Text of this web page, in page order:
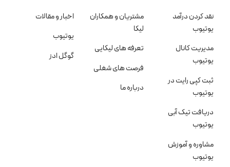
نقد کردن درآمد
یوتیوب
مدیریت کانال
یوتیوب
ثبت کپی رایت در
یوتیوب
دریافت تیک آبی
یوتیوب
مشاوره و آموزش
یوتیوب
مشتریان و همکاران
لیکا
تعرفه های لیکایی
فرصت های شغلی
درباره ما
اخبار و مقالات
یوتیوب
گوگل ادز